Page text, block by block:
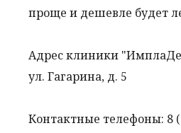
проще и дешевле будет
Адрес клиники
ул. Гагарина, д. 5
Контактные телефоны: 8